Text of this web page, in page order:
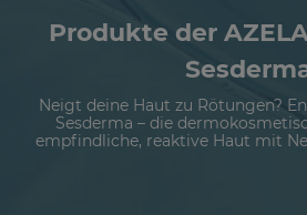
Produkte der
Neigt deine Haut zu Rötungen?
Sesderma – die
empfindliche, reaktive Haut mit